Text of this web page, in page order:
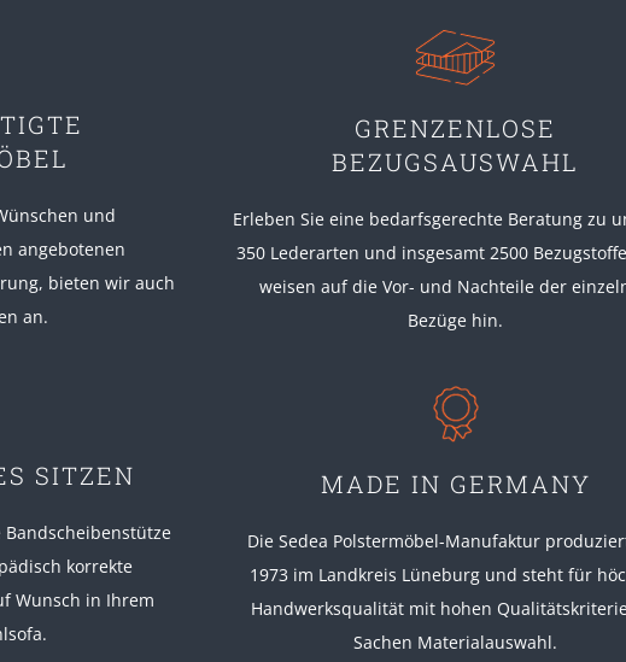
und
angebotenen
bieten wir auch
an.
GRENZENLOSE
BEZUGSAUSWAHL
Erleben Sie eine bedarfsgerechte Beratung zu
350 Lederarten und insgesamt 2500
weisen auf die Vor- und Nachteile der
Bezüge hin.
SITZEN
korrekte
Wunsch in Ihrem
MADE IN GERMANY
Die Sedea Polstermöbel-Manufaktur
1973 im Landkreis Lüneburg und steht für
Handwerksqualität mit hohen
Sachen Materialauswahl.